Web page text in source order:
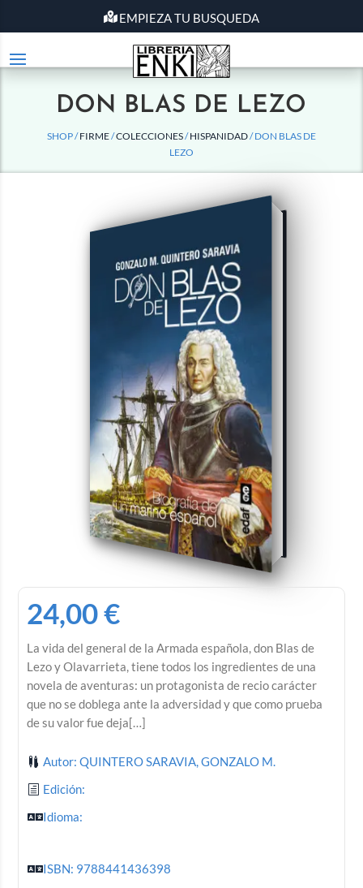
EMPIEZA TU BUSQUEDA
DON BLAS DE LEZO
SHOP /FIRME/COLECCIONES/HISPANIDAD/ DON BLAS DE
LEZO
24,00€
La vida del general de la Armada española, don Blas de
Lezo y Olavarrieta, tiene todos los ingredientes de una
novela de aventuras: un protagonista de recio carácter
que no se doblega ante la adversidad y que como prueba
de su valor fue deja[…]
Autor: QUINTERO SARAVIA, GONZALO M.
Edición:
Idioma:
ISBN: 9788441436398